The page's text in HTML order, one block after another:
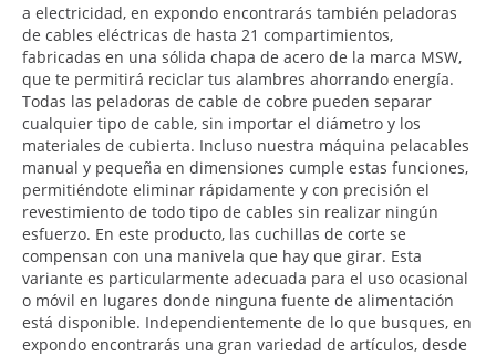
a electricidad, en expondo encontrarás también peladoras
de cables eléctricas de hasta 21 compartimientos,
fabricadas en una sólida chapa de acero de la marca MSW,
que te permitirá reciclar tus alambres ahorrando energía.
Todas las peladoras de cable de cobre pueden separar
cualquier tipo de cable, sin importar el diámetro y los
materiales de cubierta. Incluso nuestra máquina pelacables
manual y pequeña en dimensiones cumple estas funciones,
permitiéndote eliminar rápidamente y con precisión el
revestimiento de todo tipo de cables sin realizar ningún
esfuerzo. En este producto, las cuchillas de corte se
compensan con una manivela que hay que girar. Esta
variante es particularmente adecuada para el uso ocasional
o móvil en lugares donde ninguna fuente de alimentación
está disponible. Independientemente de lo que busques, en
expondo encontrarás una gran variedad de artículos, desde